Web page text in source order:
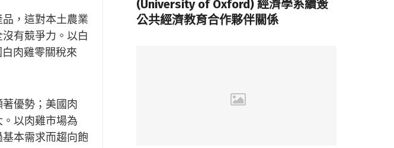
，這對本土農業
有競爭力。以白
肉雞零關稅來
優勢；美國肉
以肉雞市場為
本需求而趨向飽
(University of Oxford) 經濟學系續簽
公共經濟教育合作夥伴關係